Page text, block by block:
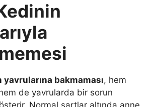
bakmaması, hem
de yavrularda bir sorun